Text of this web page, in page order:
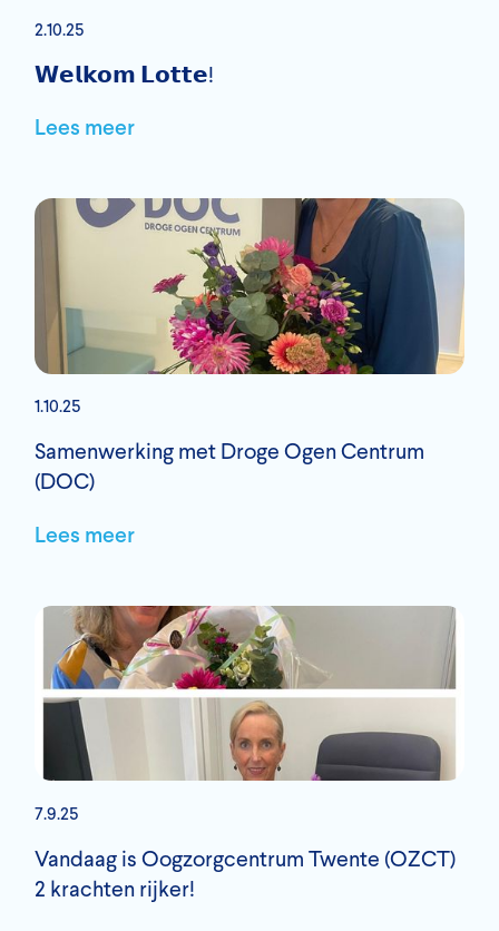
2.10.25
𝗪𝗲𝗹𝗸𝗼𝗺 𝗟𝗼𝘁𝘁𝗲!
Lees meer
1.10.25
Samenwerking met Droge Ogen Centrum
(DOC)
Lees meer
7.9.25
Vandaag is Oogzorgcentrum Twente (OZCT)
2 krachten rijker!